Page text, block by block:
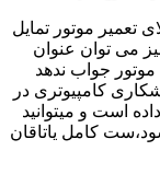
تعمیر موتور تمایل
می توان عنوان
جواب ندهد
کامپیوتری در
است و میتوانید
کامل یاتاقان